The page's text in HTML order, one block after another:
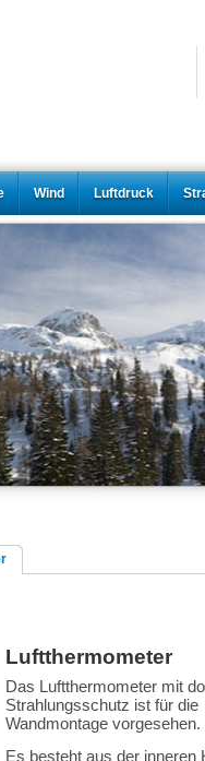
Wind Luftdruck
Luftthermometer
Das Luftthermometer mit
Strahlungsschutz ist für die
Wandmontage vorgesehen.
Es besteht aus der inneren